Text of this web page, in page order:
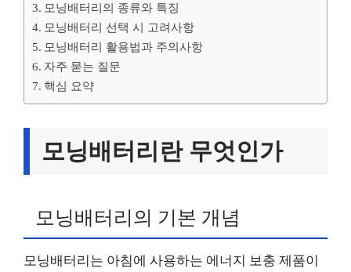
모닝배터리의 종류와 특징
모닝배터리 선택 시 고려사항
모닝배터리 활용법과 주의사항
자주 묻는 질문
핵심 요약
모닝배터리란 무엇인가
모닝배터리의 기본 개념
모닝배터리는 아침에 사용하는 에너지 보충 제품이